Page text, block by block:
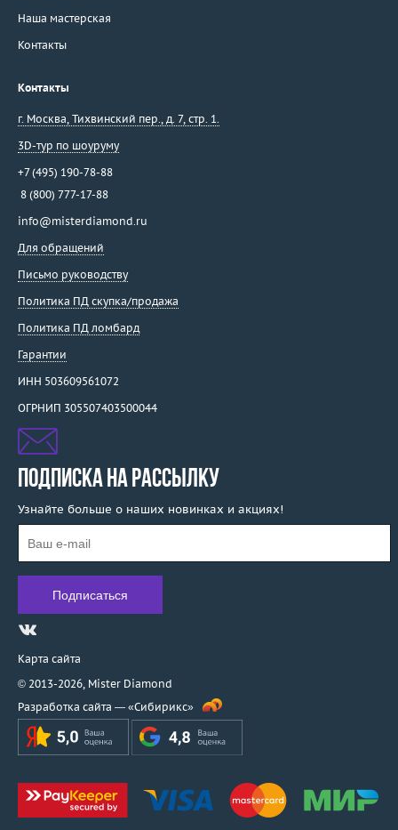
Наша мастерская
Контакты
Контакты
г. Москва, Тихвинский пер., д. 7, стр. 1.
3D-тур по шоуруму
+7 (495) 190-78-88
8 (800) 777-17-88
info@misterdiamond.ru
Для обращений
Письмо руководству
Политика ПД скупка/продажа
Политика ПД ломбард
Гарантии
ИНН 503609561072
ОГРНИП 305507403500044
ПОДПИСКА НА РАССЫЛКУ
Узнайте больше о наших новинках и акциях!
Карта сайта
© 2013-2026, Mister Diamond
Разработка сайта — «Сибирикс»